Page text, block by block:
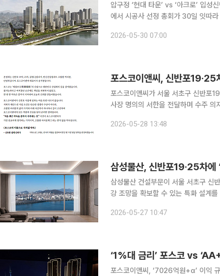
압구정 ‘현대 타운’ vs ‘아크로’ 입성신반포 ‘래
에서 시공사 선정 총회가 30일 잇따
2026-05-30 07:00
포스코이앤씨, 신반포
포스코이앤씨가 서울 서초구 신반포
사장 명의의 서한을 전달하며 수주
장 명의의 서한을 전달하고 사업 완수
2026-05-28 13:48
삼성물산, 신반포19·25차에
삼성물산 건설부문이 서울 서초구 신
강 조망을 확보할 수 있는 특화 설계를 제안했다. 삼성물산은 신반포19·25차
2026-05-27 10:47
‘1%대 금리’ 포스코 vs
포스코이앤씨, ‘7026억원+α’ 이익 규모 강조삼성물산, 경쟁사에 ‘2100억원+α’ 추가 보장 “압구